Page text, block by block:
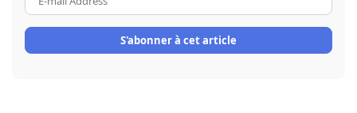
mail
Address
S'abonner à cet article